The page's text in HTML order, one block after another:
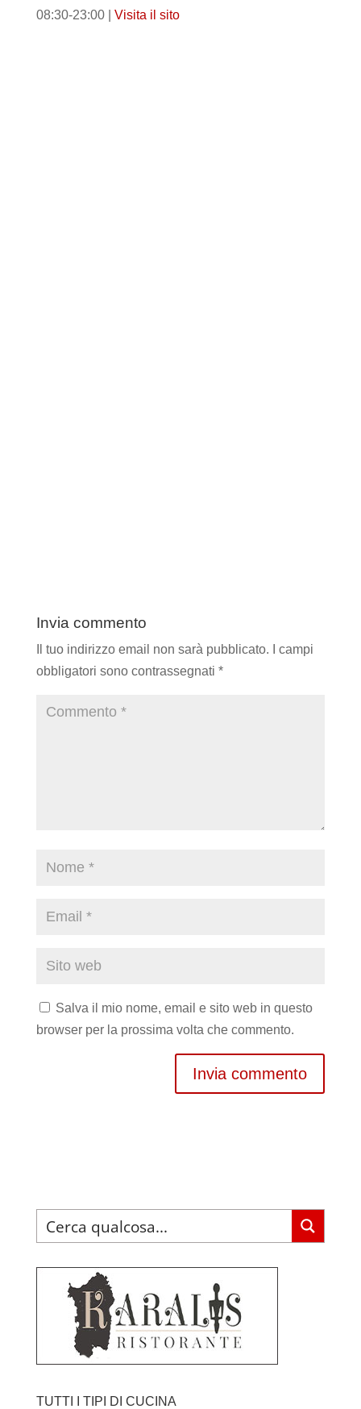
08:30-23:00 | Visita il sito
Invia commento
Il tuo indirizzo email non sarà pubblicato.
I campi
obbligatori sono contrassegnati *
Salva il mio nome, email e sito web in questo
browser per la prossima volta che commento.
TUTTI I TIPI DI CUCINA